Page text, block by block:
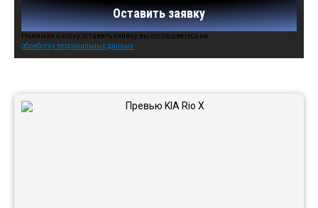
Оставить заявку
Нажимая кнопку оставить заявку вы соглашаетесь на
обработку персональных данных